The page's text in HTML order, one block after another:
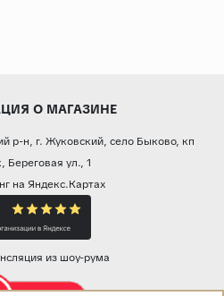
О МАГАЗИНЕ
р-н, г. Жуковский, село Быково, кп
Береговая ул., 1
на Яндекс.Картах
из шоу-рума